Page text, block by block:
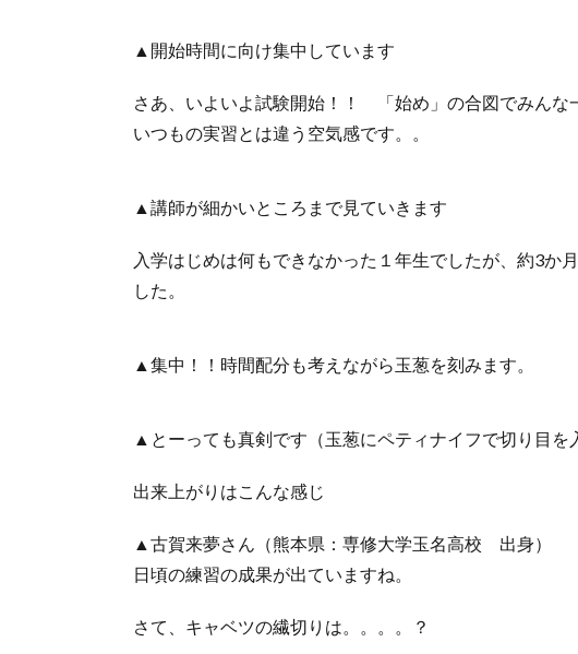
▲開始時間に向け集中しています
さあ、いよいよ試験開始！！ 「始め」の合図でみんな
いつもの実習とは違う空気感です。。
▲講師が細かいところまで見ていきます
入学はじめは何もできなかった１年生でしたが、約3か
した。
▲集中！！時間配分も考えながら玉葱を刻みます。
▲とーっても真剣です（玉葱にペティナイフで切り目を
出来上がりはこんな感じ
▲古賀来夢さん（熊本県：専修大学玉名高校 出身）
日頃の練習の成果が出ていますね。
さて、キャベツの繊切りは。。。。？